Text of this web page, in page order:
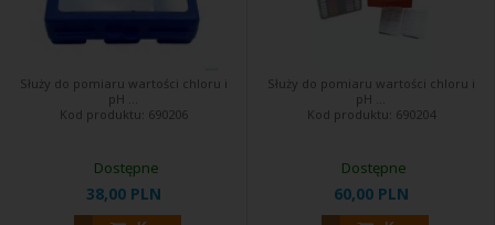
Służy do pomiaru wartości chloru i
pH ...
Kod produktu: 690206
38,00 PLN
Dostępne
Służy do pomiaru wartości chloru i
pH ...
Kod produktu: 690204
60,00 PLN
Dostępne